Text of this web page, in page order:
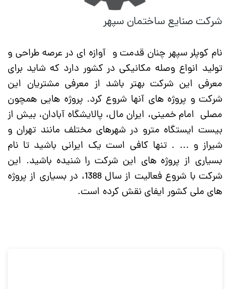
شرکت صنایع ساختمان سپهر
نام کوپلر سپهر چنان قدمت و آوازه ای در عرصه طراحی و
تولید انواع وصله مکانیکی در کشور دارد که شاید برای
معرفی این شرکت بهتر باشد از معرفی مشتریان این
شرکت و پروژه های آنها شروع کرد. پروژه هایی همچون
مصلی امام خمینی، ایران مال، پالایشگاه آبادان، بیش از
بیست ایستگاه مترو در شهرهای مختلف مانند تهران و
شیراز و ... . تنها کافی است یک ایرانی باشید تا نام
بسیاری از پروژه های این شرکت را شنیده باشید. این
شرکت با شروع فعالیت از سال 1388، در بسیاری از پروژه
های ملی کشور ایفای نقش کرده است.